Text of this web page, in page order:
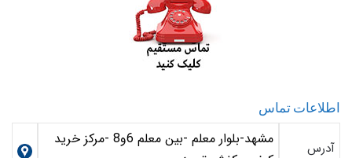
اطلاعات تماس
آدرس
مشهد-بلوار معلم -بین معلم 6و8 -مرکز خرید